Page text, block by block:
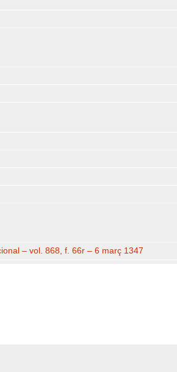
– vol. 868, f. 66r – 6 març 1347